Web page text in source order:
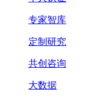
专家智库
定制研究
共创咨询
大数据